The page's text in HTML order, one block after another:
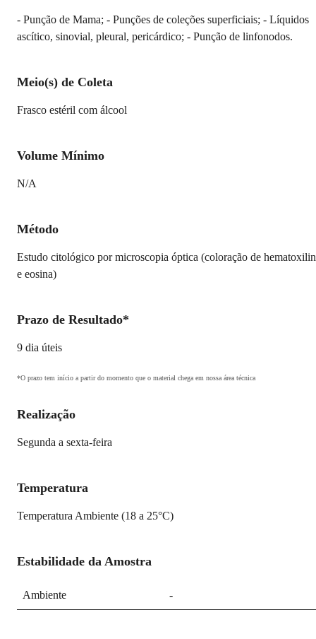
- Punção de Mama; - Punções de coleções superficiais; - Líquidos
ascítico, sinovial, pleural, pericárdico; - Punção de linfonodos.
Meio(s) de Coleta
Frasco estéril com álcool
Temperatura
Temperatura Ambiente (18 a 25°C)
Volume Mínimo
N/A
Método
Estudo citológico por microscopia óptica (coloração de
e eosina)
Estabilidade da Amostra
Ambiente -
Prazo de Resultado*
9 dia úteis
*O prazo tem início a partir do momento que o material chega em nossa área técnica
Realização
Segunda a sexta-feira